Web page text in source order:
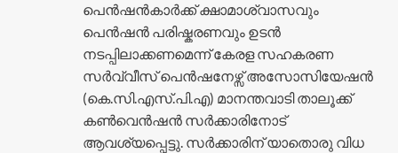
പെൻഷൻകാർക്ക് ക്ഷാമാശ്വാസവും
പെൻഷൻ പരിഷ്കരണവും ഉടൻ
നടപ്പിലാക്കണമെന്ന് കേരള സഹകരണ
സർവ്വീസ് പെൻഷനേഴ്സ് അസോസിയേഷൻ
(കെ.സി.എസ്.പി.എ) മാനന്തവാടി താലൂക്ക്
കൺവെൻഷൻ സർക്കാരിനോട്
ആവശ്യപ്പെട്ടു. സർക്കാരിന് യാതൊരു വിധ